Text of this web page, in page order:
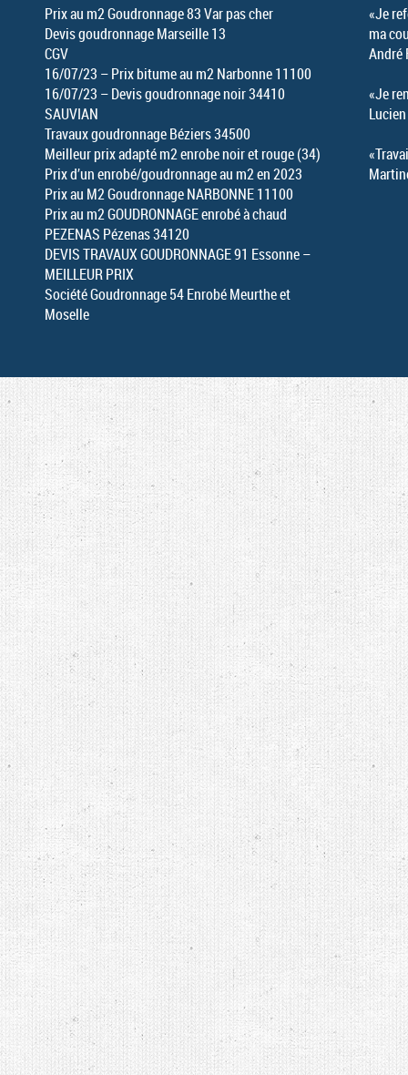
Prix au m2 Goudronnage 83 Var pas cher
Devis goudronnage Marseille 13
CGV
16/07/23 – Prix bitume au m2 Narbonne 11100
16/07/23 – Devis goudronnage noir 34410
SAUVIAN
Travaux goudronnage Béziers 34500
Meilleur prix adapté m2 enrobe noir et rouge (34)
Prix d’un enrobé/goudronnage au m2 en 2023
Prix au M2 Goudronnage NARBONNE 11100
Prix au m2 GOUDRONNAGE enrobé à chaud
PEZENAS Pézenas 34120
DEVIS TRAVAUX GOUDRONNAGE 91 Essonne –
MEILLEUR PRIX
Société Goudronnage 54 Enrobé Meurthe et
Moselle
«Je
ma
André
«Je
Lucien